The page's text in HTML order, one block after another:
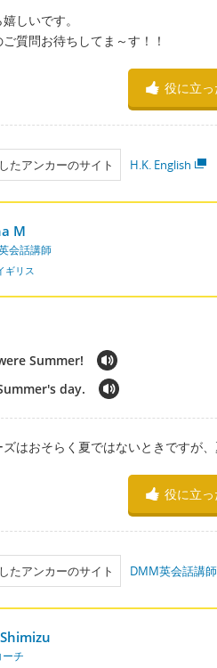
しいです。
質問お待ちしてま～す！！
役に立っ
たアンカーのサイト H.K. English
M
会話講師
ギリス
Summer!
day.
はおそらく夏ではないときですが
役に立っ
たアンカーのサイト DMM英会話講
チ